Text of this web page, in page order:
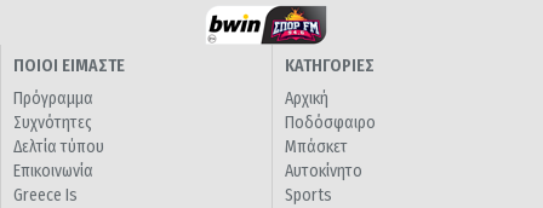
ΠΟΙΟΙ ΕΙΜΑΣΤΕ
Πρόγραμμα
Συχνότητες
Δελτία τύπου
Επικοινωνία
Greece Is
ΚΑΤΗΓΟΡΙΕΣ
Αρχική
Ποδόσφαιρο
Μπάσκετ
Αυτοκίνητο
Sports